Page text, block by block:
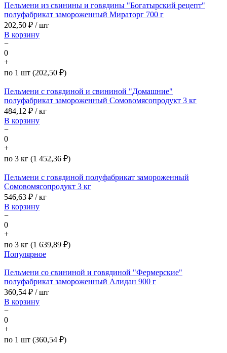
Пельмени из свинины и говядины "Богатырский рецепт"
полуфабрикат замороженный Мираторг 700 г
202,50 ₽ / шт
В корзину
−
0
+
по 1 шт (202,50 ₽)
Пельмени с говядиной и свининой "Домашние"
полуфабрикат замороженный Сомовомясопродукт 3 кг
484,12 ₽ / кг
В корзину
−
0
+
по 3 кг (1 452,36 ₽)
Пельмени с говядиной полуфабрикат замороженный
Сомовомясопродукт 3 кг
546,63 ₽ / кг
В корзину
−
0
+
по 3 кг (1 639,89 ₽)
Популярное
Пельмени со свининой и говядиной "Фермерские"
полуфабрикат замороженный Алидан 900 г
360,54 ₽ / шт
В корзину
−
0
+
по 1 шт (360,54 ₽)